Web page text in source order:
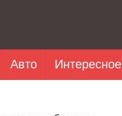
Авто Интересное